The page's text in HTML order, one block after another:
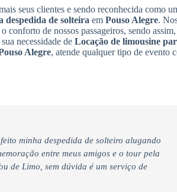
seus clientes e sendo reconhecida como
despedida de solteira em Pouso Alegre.
conforto de nossos passageiros, sendo
necessidade de Locação de limousine
Alegre, atende qualquer tipo de evento
minha despedida de solteiro alugando
entre meus amigos e o tour pela
de Limo, sem dúvida é um serviço de